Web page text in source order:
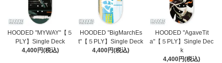
HOODED "MYWAY"【５
PLY】Single Deck
4,400円(税込)
HOODED "BigMarchEs
t"【５PLY】Single Deck
4,400円(税込)
HOODED "AgaveTit
a"【５PLY】Single Dec
k
4,400円(税込)